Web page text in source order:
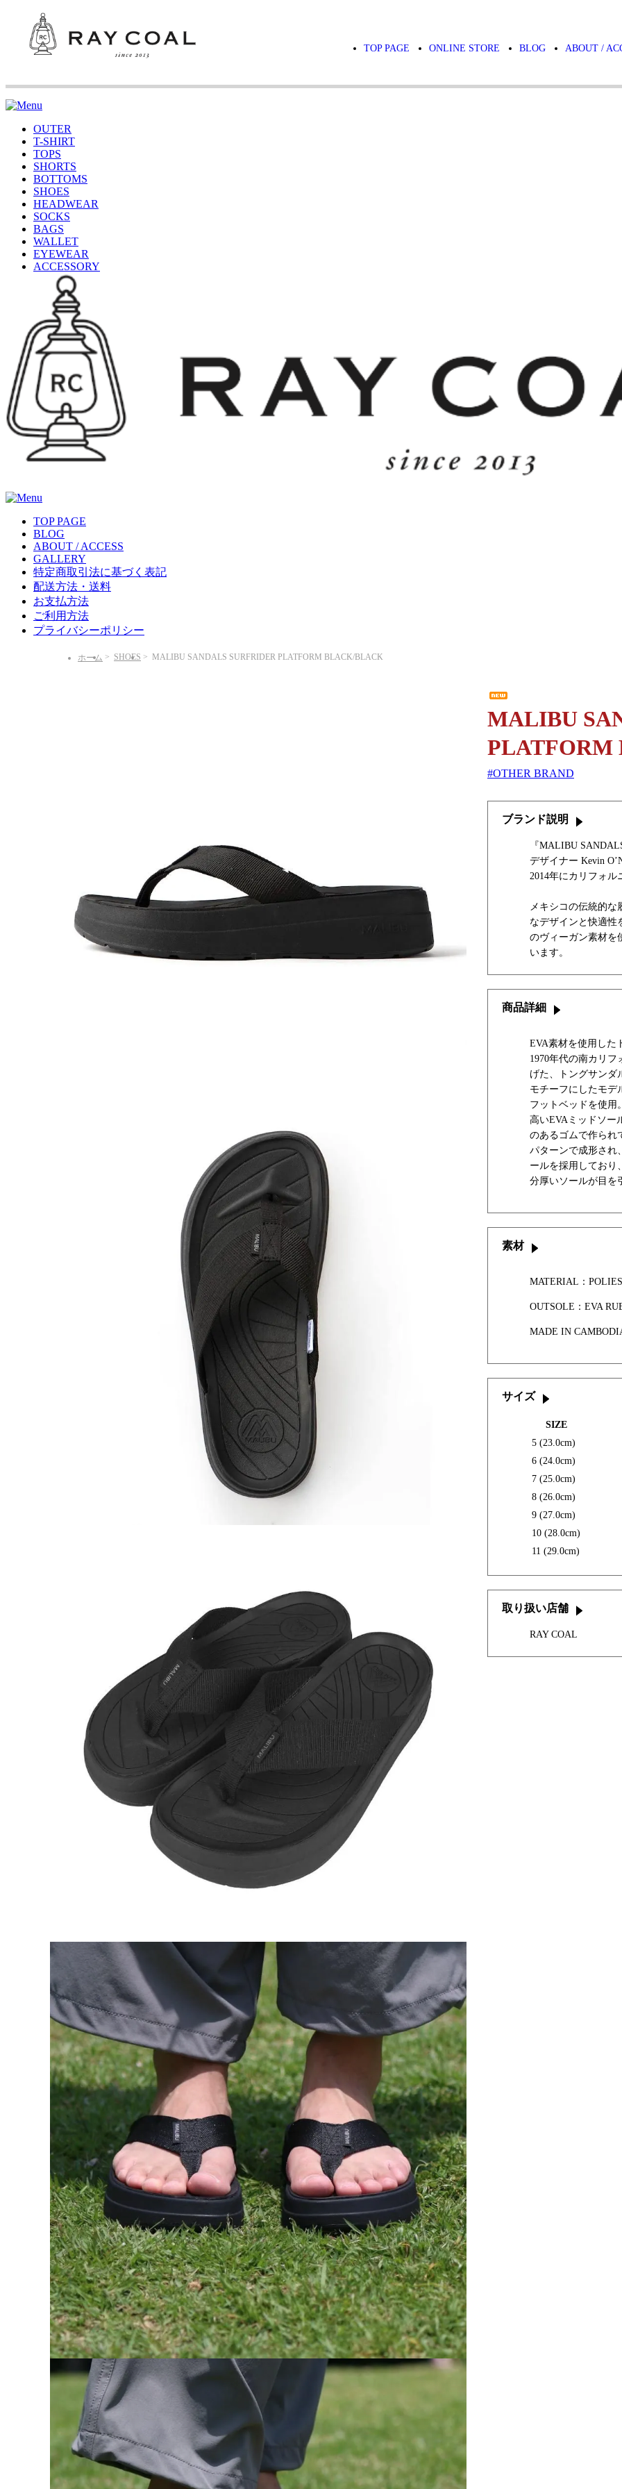
TOP PAGE ONLINE STORE BLOG ABOUT /
OUTER
T-SHIRT
TOPS
SHORTS
BOTTOMS
SHOES
HEADWEAR
SOCKS
BAGS
WALLET
EYEWEAR
ACCESSORY
TOP PAGE
BLOG
ABOUT / ACCESS
GALLERY
特定商取引法に基づく表記
配送方法・送料
お支払方法
ご利用方法
プライバシーポリシー
ホーム SHOES MALIBU SANDALS SURFRIDER PLATFORM BLACK/BLACK
MALIBU
OTHER BRAND
ブランド説明
『MALIBU
デザイナー Kevin
2014年にカリフォル
メキシコの伝統的
なデザインと快適性
のヴィーガン素材を
います。
商品詳細
EVA素材を使用した
1970年代の南カリ
げた、トングサンダ
モチーフにしたモデ
フットベッドを使用
高いEVAミッドソー
のあるゴムで作られ
パターンで成形され
ールを採用しており
分厚いソールが目を
素材
MATERIAL：
OUTSOLE：EVA
MADE IN
サイズ
SIZE
5 (23.0cm)
6 (24.0cm)
7 (25.0cm)
8 (26.0cm)
9 (27.0cm)
10 (28.0cm)
11 (29.0cm)
取り扱い店舗
RAY COAL